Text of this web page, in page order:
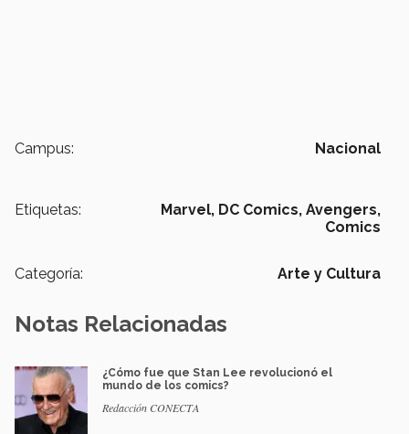
Campus: Nacional
Etiquetas: Marvel, DC Comics, Avengers,
Comics
Categoría: Arte y Cultura
Notas Relacionadas
¿Cómo fue que Stan Lee revolucionó el
mundo de los comics?
Redacción CONECTA